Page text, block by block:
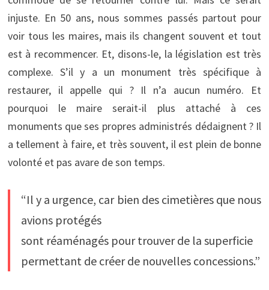
injuste. En 50 ans, nous sommes passés partout pour
voir tous les maires, mais ils changent souvent et tout
est à recommencer. Et, disons-le, la législation est très
complexe. S’il y a un monument très spécifique à
restaurer, il appelle qui ? Il n’a aucun numéro. Et
pourquoi le maire serait-il plus attaché à ces
monuments que ses propres administrés dédaignent ? Il
a tellement à faire, et très souvent, il est plein de bonne
volonté et pas avare de son temps.
“Il y a urgence, car bien des cimetières que nous
avions protégés
sont réaménagés pour trouver de la superficie
permettant de créer de nouvelles concessions.”